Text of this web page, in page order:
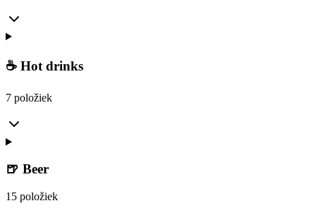
☕ Hot drinks
7 položiek
🍺 Beer
15 položiek